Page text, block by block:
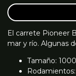
El carrete Pioneer
mar y río. Algunas
Tamaño: 1000